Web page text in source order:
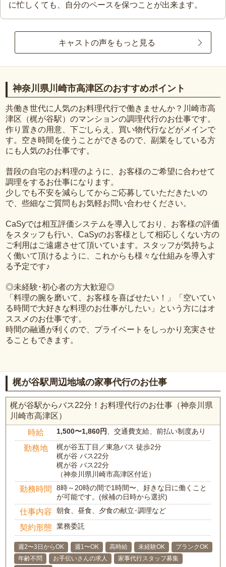
に忙しくても、自分のペースを保つことが出来ます。
キャストの声をもっと見る
神奈川県川崎市高津区のおすすめポイント
共働き世代に人気のお料理代行で働きませんか？川崎市高
津区（梶が谷駅）のマンションの調理代行のお仕事です。
作り置きの用意、下ごしらえ、買い物代行などがメインで
す。空き時間を使うことができるので、副業をしている方
にも人気のお仕事です。
普段の自宅のお料理のように、お客様のご希望に合わせて
調理をするお仕事になります。
少しでも不安を減らしてからご応募していただきたいの
で、些細なご質問もお気軽お問い合わせください。
CaSyでは相互評価システムを導入しており、お客様の評価
をスタッフも行い、CaSyのお客様として相応しくない方の
ご利用はご遠慮させて頂いています。スタッフが気持ちよ
く働いて頂けるように、これからも様々な仕組みを導入す
る予定です♪
◎未経験･初心者の方大歓迎◎
「料理の腕を磨いて、お客様を喜ばせたい！」「空いてい
る時間で大好きな料理のお仕事がしたい」という方にはオ
ススメのお仕事です。
時間の融通が利くので、プライベートをしっかり充実させ
ることもできます。
梶が谷駅周辺地域の家事代行のお仕事
梶が谷駅からバス22分！お料理代行のお仕事（神奈川県
川崎市高津区）
時給 1,500〜1,860円、交通費支給、前払い制度あり
勤務地
梶が谷五丁目／東急バス 徒歩2分
梶が谷 バス22分
梶が谷 バス22分
（神奈川県川崎市高津区付近）
勤務時間
8時～20時の間で1時間〜、好きな日に働くこと
が可能です。(候補の日時から選択)
仕事内容 朝食、昼食、夕食の献立･調理など
契約形態 業務委託
週2〜3日からOK 週1〜OK 高時給 未経験OK
ブランクOK
年齢不問
お手伝いさんの求人
家事代行スタッフ募集